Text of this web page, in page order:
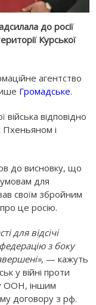
до росії
Курської
агентство
Громадське.
війська відповідно
Пхеньяном і
до висновку, що
умовам для
своїм збройним
це росію.
для відсічі
з боку
, — кажуть
у війні проти
ООН, іншим
договору з рф.